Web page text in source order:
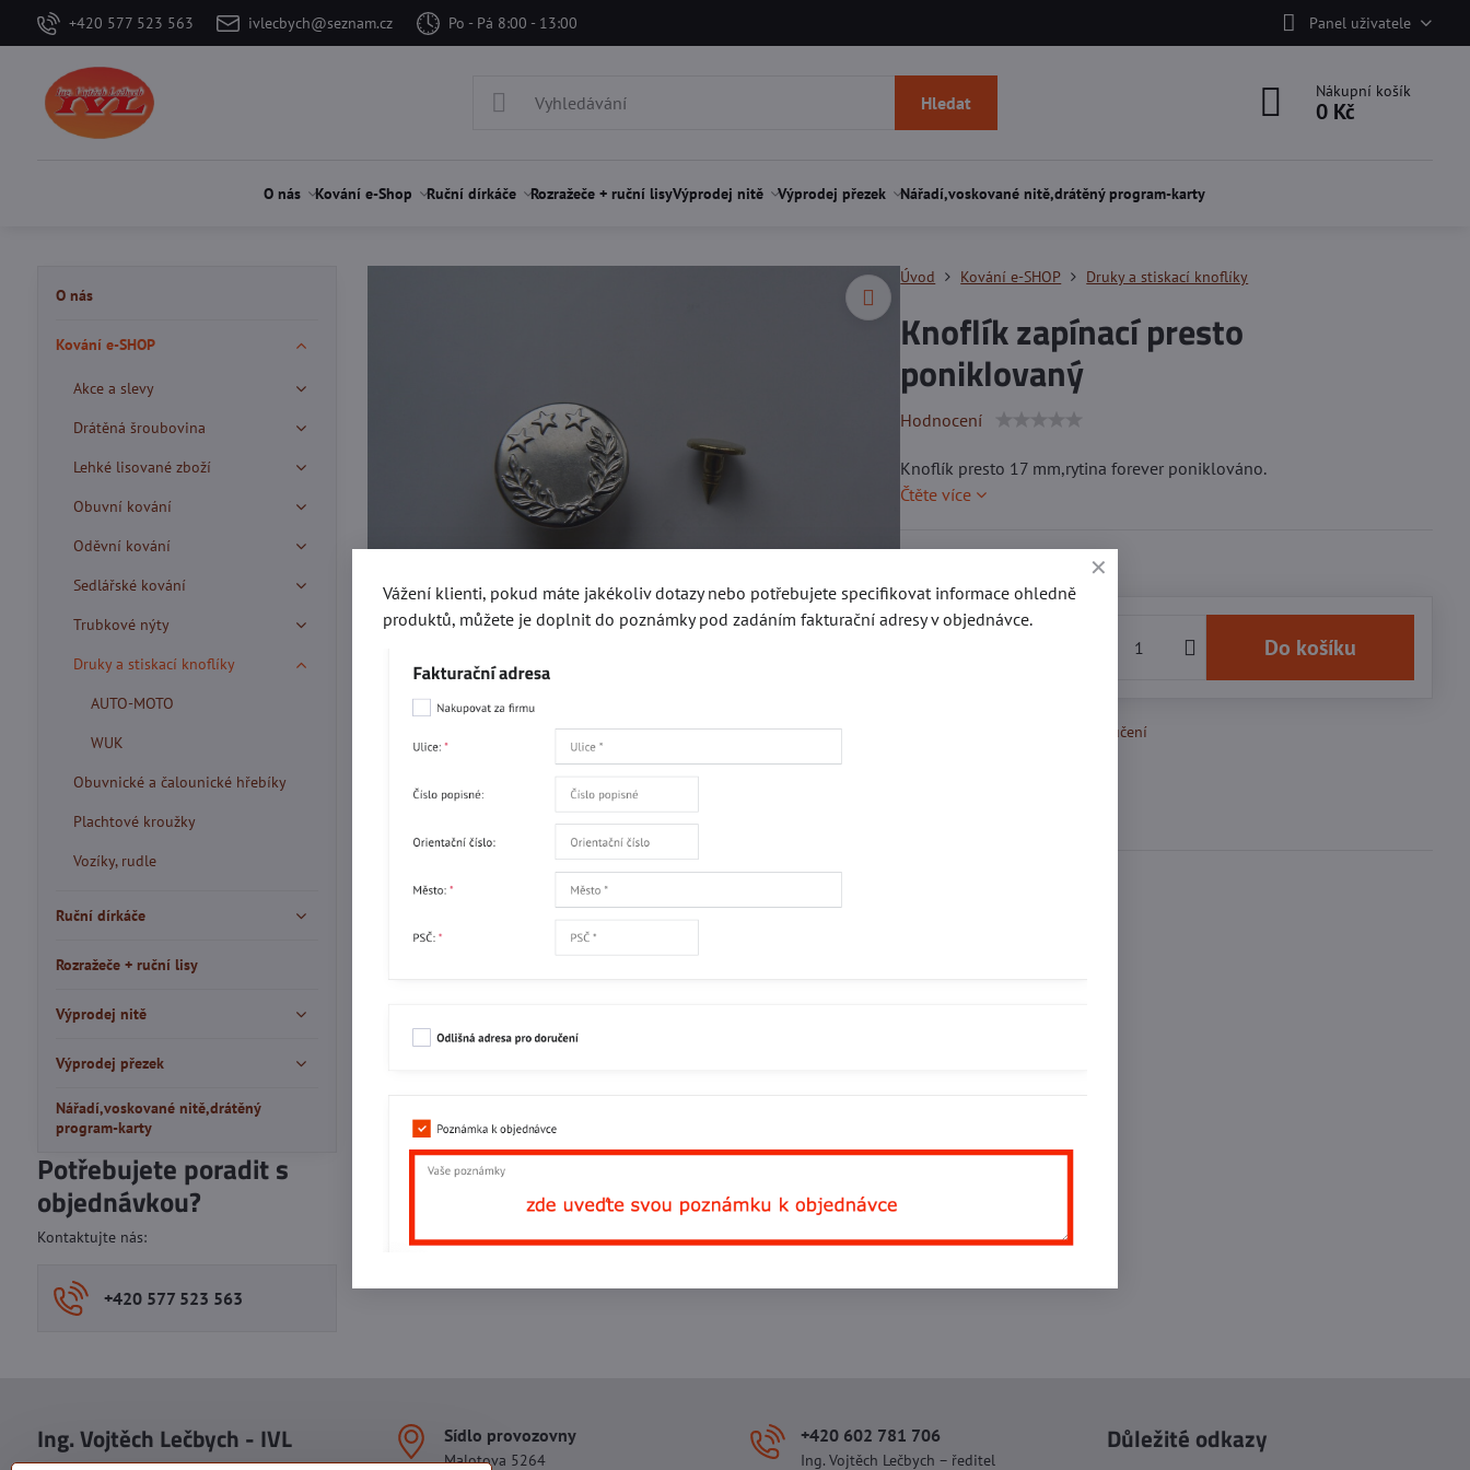
+420 577 523 563 ivlecbych@seznam.cz Po - Pá 8:00 - 13:00 Panel uživatele
Hledat
Nákupní košík
0 Kč
O nás Kování e-Shop Ruční dírkáče Rozražeče + ruční lisyVýprodej nitě Výprodej přezek Nářadí,voskované nitě,drátěný program-karty
Úvod Kování e-SHOP Druky a stiskací knoflíky
Knoflík zapínací presto
poniklovaný
Hodnocení
Knoflík presto 17 mm,rytina forever poniklováno.
Čtěte více
Do košíku
Doručení
Více z kategorie Kování e-SHOP
O nás
Kování e-SHOP
Akce a slevy
Drátěná šroubovina
Lehké lisované zboží
Obuvní kování
Oděvní kování
Sedlářské kování
Trubkové nýty
Druky a stiskací knoflíky
AUTO-MOTO
WUK
Obuvnické a čalounické hřebíky
Plachtové kroužky
Vozíky, rudle
Ruční dírkáče
Rozražeče + ruční lisy
Výprodej nitě
Výprodej přezek
Nářadí,voskované nitě,drátěný
program-karty
Potřebujete poradit s
objednávkou?
Kontaktujte nás:
+420 577 523 563
Ing. Vojtěch Lečbych - IVL Sídlo provozovny
Malotova 5264
+420 602 781 706
Ing. Vojtěch Lečbych – ředitel
Důležité odkazy
Vážení klienti, pokud máte jakékoliv dotazy nebo potřebujete specifikovat informace ohledně
produktů, můžete je doplnit do poznámky pod zadáním fakturační adresy v objednávce.